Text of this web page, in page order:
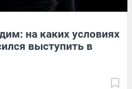
на каких условиях
выступить в